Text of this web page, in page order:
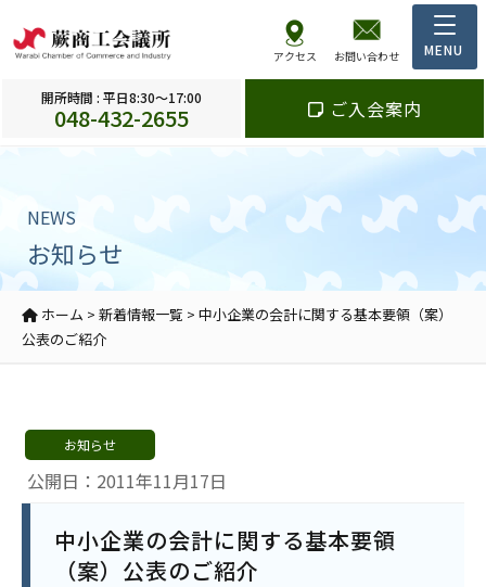
アクセス お問い合わせ
開所時間 : 平日8:30～17:00
048-432-2655 ご入会案内
NEWS
お知らせ
ホーム > 新着情報一覧 > 中小企業の会計に関する基本要領（案）
公表のご紹介
公開日：2011年11月17日
お知らせ
中小企業の会計に関する基本要領
（案）公表のご紹介